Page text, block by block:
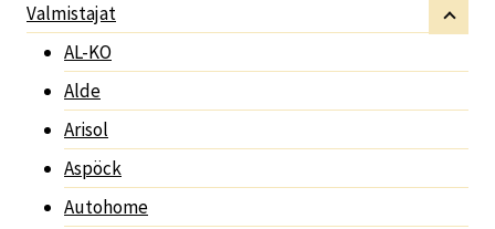
Valmistajat
AL-KO
Alde
Arisol
Aspöck
Autohome